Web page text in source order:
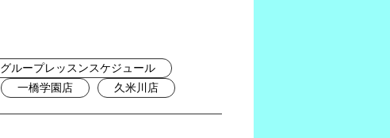
グループレッスンスケジュール
一橋学園店 久米川店